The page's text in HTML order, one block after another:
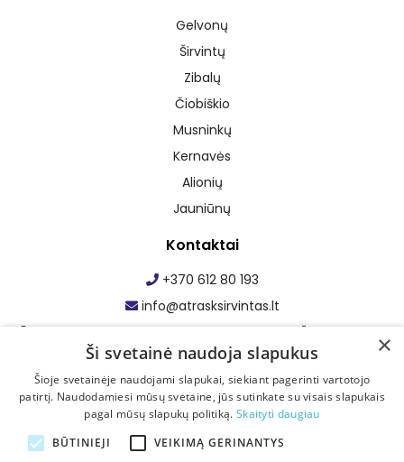
Gelvonų
Širvintų
Zibalų
Čiobiškio
Musninkų
Kernavės
Alionių
Jauniūnų
Kontaktai
+370 612 80 193
info@atrasksirvintas.lt
Maumedžio g. 1, Staškūniškio k., Zibalų sen., Širvintų r. sav.
Facebook: Atrask Širvintas
×
Ši svetainė naudoja slapukus
Šioje svetainėje naudojami slapukai, siekiant pagerinti vartotojo
patirtį. Naudodamiesi mūsų svetaine, jūs sutinkate su visais slapukais
pagal mūsų slapukų politiką. Skaityti daugiau
BŪTINIEJI
VEIKIMĄ GERINANTYS